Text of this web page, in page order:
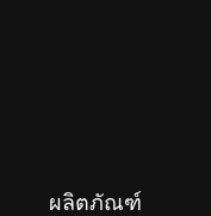
ผลิตภัณฑ์